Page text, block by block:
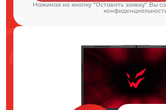
Нажимая на кнопку "Оставить заявку" Вы